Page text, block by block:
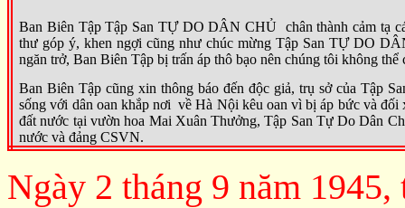
Ban Biên Tập Tập San TỰ DO DÂN CHỦ chân thành cảm tạ
thư góp ý, khen ngợi cũng nhưchúc mừng Tập San TỰ DO
ngăn trở, Ban Biên Tập bị trấn áp thô bạo nên chúng tôi không
BanBiên Tập cũng xin thông báo đến độc giả, trụ sở của Tập
sống với dân oan khắp nơi về Hà Nội kêu oan vì bị áp bức và
đất nước tại vườn hoa Mai Xuân Thưởng, Tập San Tự Do Dân
nước và đảng CSVN.
Ngày 2 tháng 9 năm